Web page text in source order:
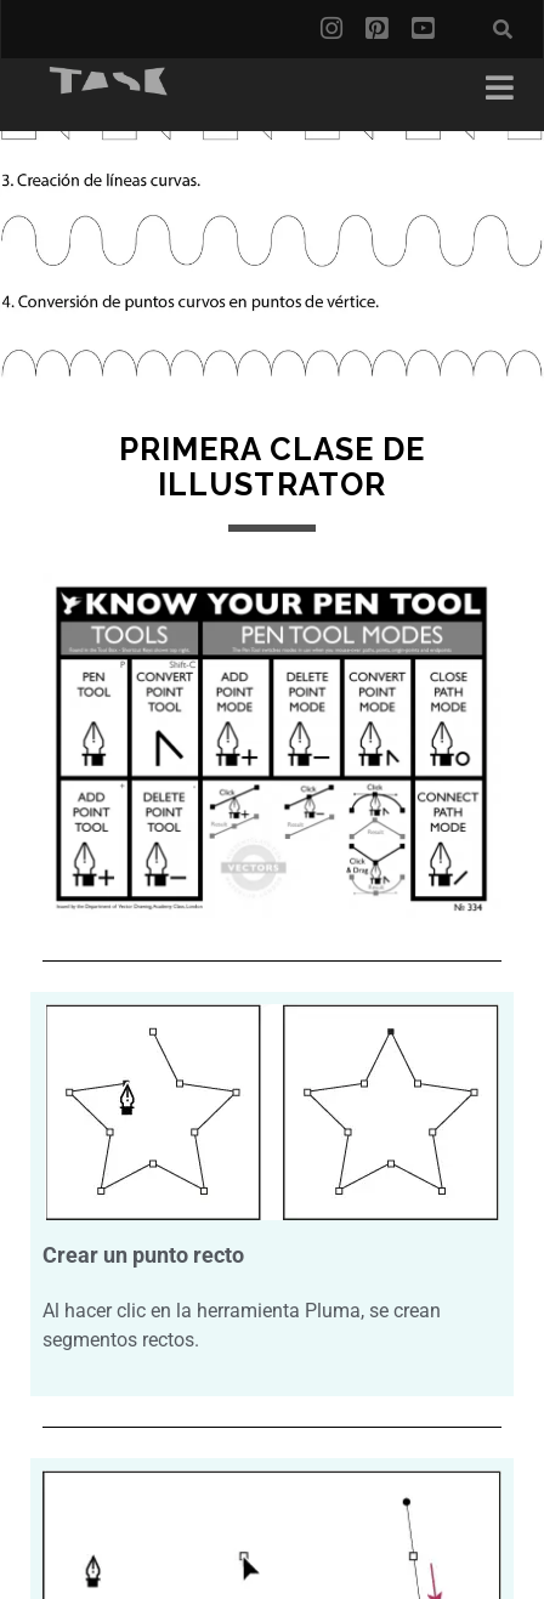
PRIMERA CLASE DE
ILLUSTRATOR
Crear un punto recto
Al hacer clic en la herramienta Pluma, se crean
segmentos rectos.